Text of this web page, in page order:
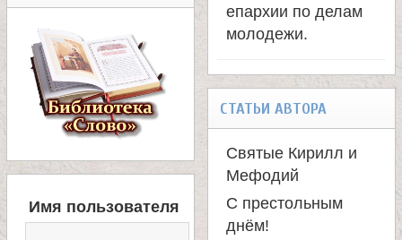
Имя пользователя
епархии по делам
молодежи.
СТАТЬИ АВТОРА
Святые Кирилл и
Мефодий
С престольным
днём!